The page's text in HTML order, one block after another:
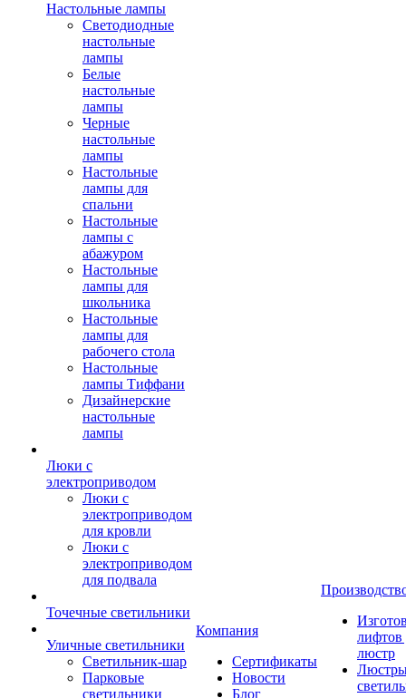
Настольные лампы
Светодиодные
настольные
лампы
Белые
настольные
лампы
Черные
настольные
лампы
Настольные
лампы для
спальни
Настольные
лампы с
абажуром
Настольные
лампы для
школьника
Настольные
лампы для
рабочего стола
Настольные
лампы Тиффани
Дизайнерские
настольные
лампы
Люки с
электроприводом
Люки с
электроприводом
для кровли
Люки с
электроприводом
для подвала
Точечные светильники
Уличные светильники
Светильник-шар
Парковые
светильники
Компания
Сертификаты
Новости
Блог
лифтов
люстр